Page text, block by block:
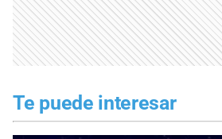
Te puede interesar